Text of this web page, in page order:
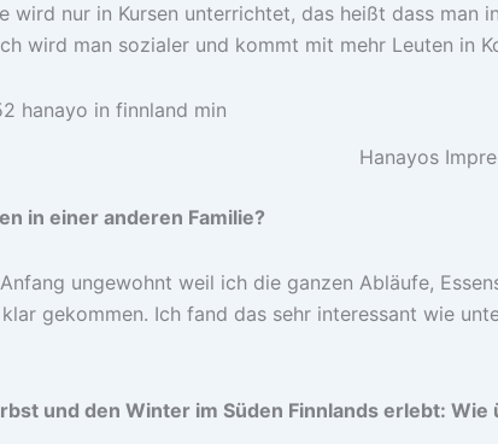
wird nur in Kursen unterrichtet, das heißt dass man
wird man sozialer und kommt mit mehr Leuten in
Hanayos
in einer anderen Familie?
ungewohnt weil ich die ganzen Abläufe,
gekommen. Ich fand das sehr interessant wie
und den Winter im Süden Finnlands erlebt: